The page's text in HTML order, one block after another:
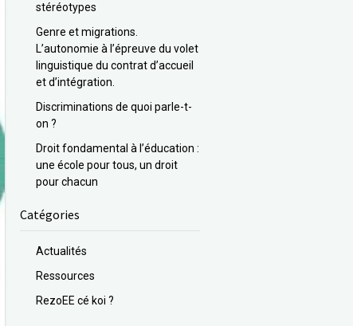
stéréotypes
Genre et migrations.
L’autonomie à l’épreuve du volet
linguistique du contrat d’accueil
et d’intégration.
Discriminations de quoi parle-t-
on ?
Droit fondamental à l’éducation :
une école pour tous, un droit
pour chacun
Catégories
Actualités
Ressources
RezoEE cé koi ?